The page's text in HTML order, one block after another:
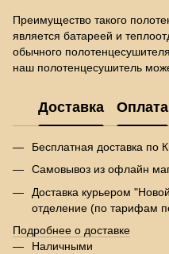
Преимущество такого
является батареей и
обычного
наш полотенцесушитель
Доставка Оплата
Бесплатная доставка по
Самовывоз из офлайн
Доставка курьером
отделение (по тарифам
Подробнее о доставке
Наличными